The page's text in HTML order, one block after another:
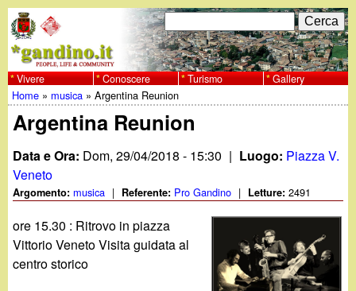
al
contenuto
principale
w
w
w
.
g
F
o
r
m
d
i
r
i
C
e
r
c
a
Vivere Conoscere Turismo Gallery
Tu
sei
qui
Home » musica »Argentina Reunion
Argentina Reunion
Data e Ora: Dom, 29/04/2018 - 15:30 | Luogo: Piazza V.
Veneto
Argomento: musica | Referente: Pro Gandino | Letture:2491
ore 15.30 : Ritrovo in piazza
Vittorio Veneto Visita guidata al
centro storico